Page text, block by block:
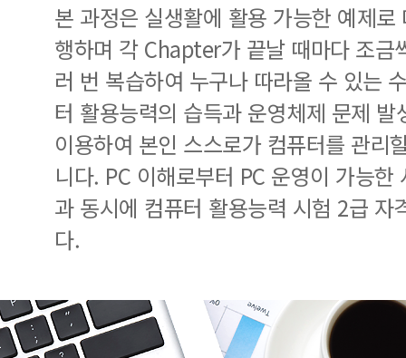
본 과정은 실생활에 활용 가능한 예제
행하며 각 Chapter가 끝날 때마다 조금
러 번 복습하여 누구나 따라올 수 있는
터 활용능력의 습득과 운영체제 문제
이용하여 본인 스스로가 컴퓨터를 관리
니다. PC 이해로부터 PC 운영이 가능
과 동시에 컴퓨터 활용능력 시험 2급 자
다.